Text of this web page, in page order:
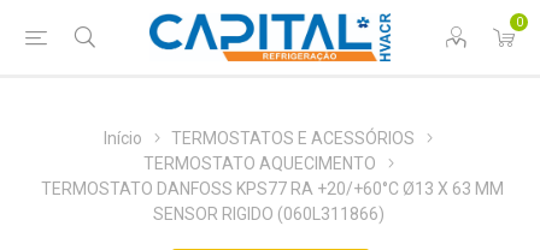
0
Início
TERMOSTATOS E ACESSÓRIOS
TERMOSTATO AQUECIMENTO
TERMOSTATO DANFOSS KPS77 RA +20/+60°C Ø13 X 63 MM
SENSOR RIGIDO (060L311866)